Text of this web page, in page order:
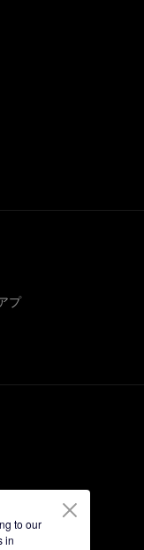
to our
in
プ